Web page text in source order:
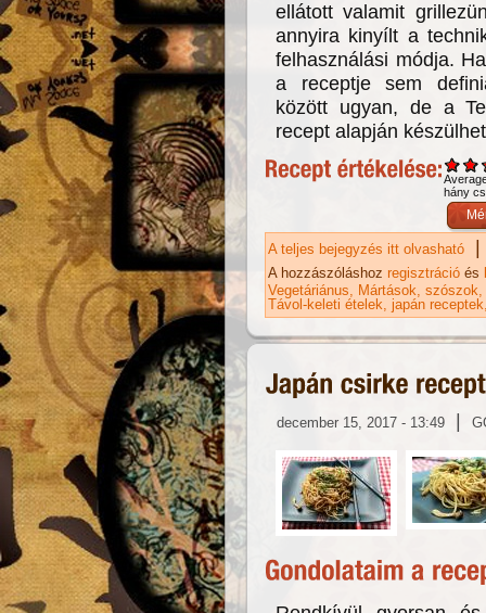
ellátott valamit
annyira kinyílt a
felhasználási módja.
a receptje sem
között ugyan, de a
recept alapján
hány
A teljes bejegyzés itt olvasható |
A hozzászóláshoz regisztráció és
Vegetáriánus
Mártások, szószok
Távol-keleti ételek japán receptek
december 15, 2017 - 13:49 |